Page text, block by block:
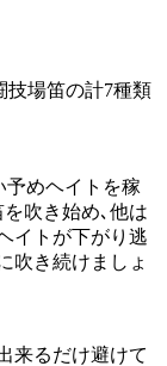
技場笛の計7種類
予めヘイトを稼
吹き始め､他は
イトが下がり逃
吹き続けましょ
来るだけ避けて